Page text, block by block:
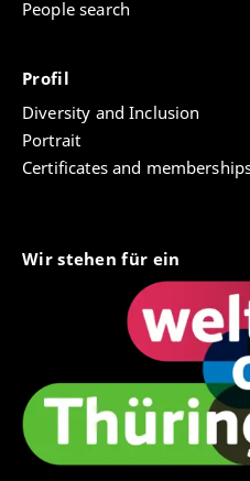
People search
Profil
Diversity and Inclusion
Portrait
Certificates and
Wir stehen für ein